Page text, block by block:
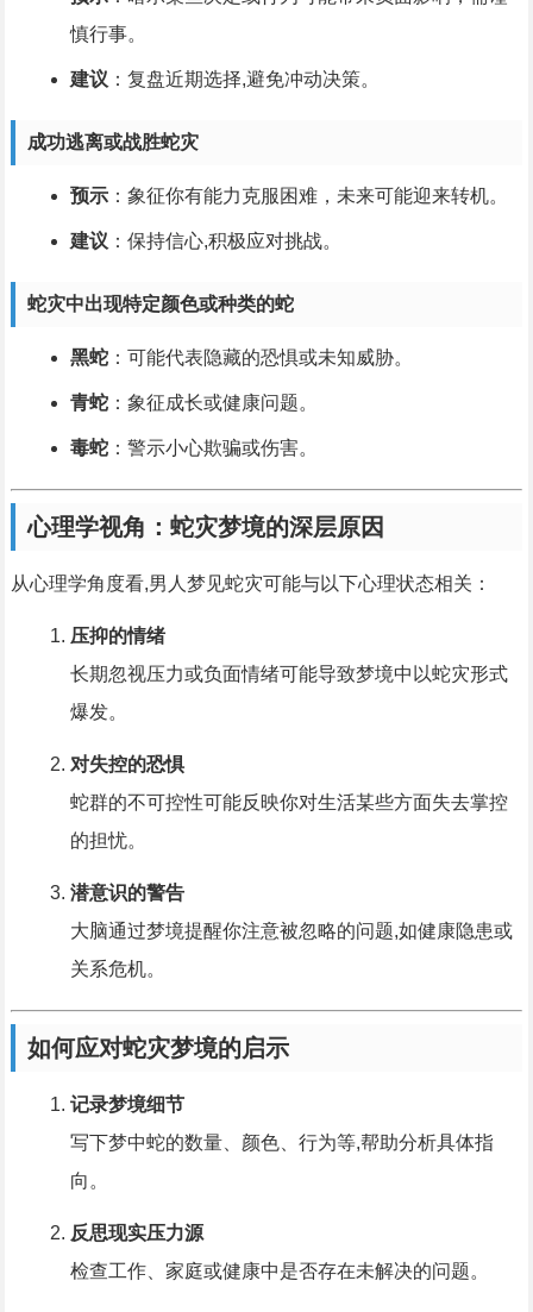
慎行事。
建议 ：复盘近期选择,避免冲动决策。
成功逃离或战胜蛇灾
预示：象征你有能力克服困难，未来可能迎来转机。
建议 ：保持信心,积极应对挑战。
蛇灾中出现特定颜色或种类的蛇
黑蛇：可能代表隐藏的恐惧或未知威胁。
青蛇：象征成长或健康问题。
毒蛇：警示小心欺骗或伤害。
心理学视角：蛇灾梦境的深层原因
从心理学角度看,男人梦见蛇灾可能与以下心理状态相关：
压抑的情绪
长期忽视压力或负面情绪可能导致梦境中以蛇灾形式
爆发。
对失控的恐惧
蛇群的不可控性可能反映你对生活某些方面失去掌控
的担忧。
潜意识的警告
大脑通过梦境提醒你注意被忽略的问题,如健康隐患或
关系危机。
如何应对蛇灾梦境的启示
记录梦境细节
写下梦中蛇的数量、颜色、行为等,帮助分析具体指
向。
反思现实压力源
检查工作、家庭或健康中是否存在未解决的问题。